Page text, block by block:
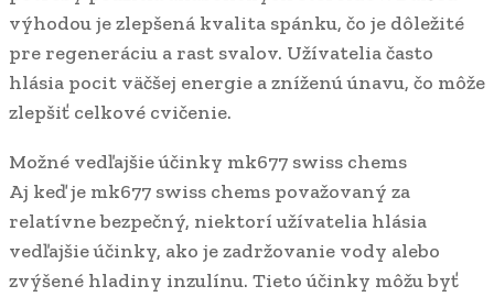
výhodou je zlepšená kvalita spánku, čo je dôležité
pre regeneráciu a rast svalov. Užívatelia často
hlásia pocit väčšej energie a zníženú únavu, čo môže
zlepšiť celkové cvičenie.
Možné vedľajšie účinky mk677 swiss chems
Aj keď je mk677 swiss chems považovaný za
relatívne bezpečný, niektorí užívatelia hlásia
vedľajšie účinky, ako je zadržovanie vody alebo
zvýšené hladiny inzulínu. Tieto účinky môžu byť